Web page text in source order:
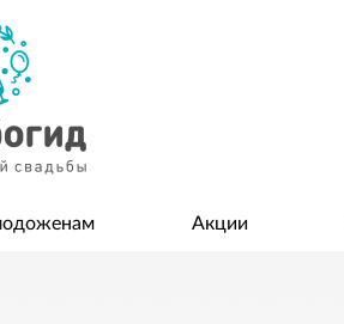
Акции